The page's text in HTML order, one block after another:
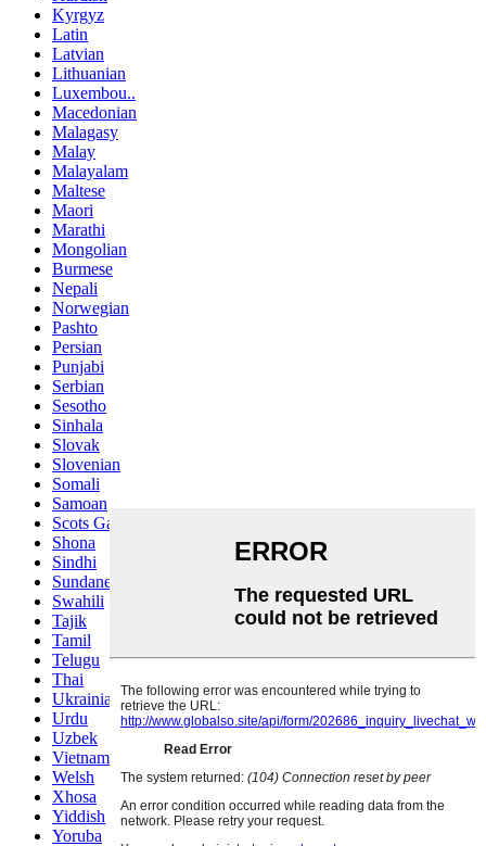
Kyrgyz
Latin
Latvian
Lithuanian
Luxembou..
Macedonian
Malagasy
Malay
Malayalam
Maltese
Maori
Marathi
Mongolian
Burmese
Nepali
Norwegian
Pashto
Persian
Punjabi
Serbian
Sesotho
Sinhala
Slovak
Slovenian
Somali
Samoan
Scots Gaelic
Shona
Sindhi
Sundanese
Swahili
Tajik
Tamil
Telugu
Thai
Ukrainian
Urdu
Uzbek
Vietnamese
Welsh
Xhosa
Yiddish
Yoruba